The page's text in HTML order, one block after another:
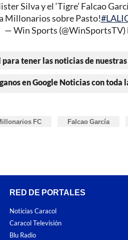
Silva y el ‘Tigre’ Falcao
Millonarios sobre Pasto!
— Win Sports (@WinSportsTV)
para tener las noticias de
en Google Noticias con
FC Falcao García
RED DE PORTALES
Noticias Caracol
Caracol Televisión
Blu Radio